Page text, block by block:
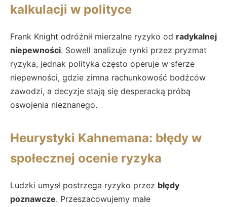
kalkulacji w polityce
Frank Knight odróżnił mierzalne ryzyko od radykalnej
niepewności. Sowell analizuje rynki przez pryzmat
ryzyka, jednak polityka często operuje w sferze
niepewności, gdzie zimna rachunkowość bodźców
zawodzi, a decyzje stają się desperacką próbą
oswojenia nieznanego.
Heurystyki Kahnemana: błędy w
społecznej ocenie ryzyka
Ludzki umysł postrzega ryzyko przez błędy
poznawcze. Przeszacowujemy małe